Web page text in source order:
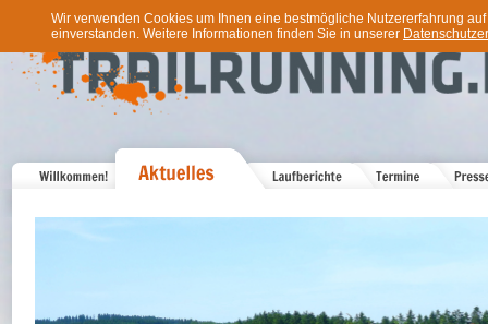
Wir verwenden Cookies um Ihnen eine bestmögliche Nutzererfahrung
einverstanden. Weitere Informationen finden Sie in unserer